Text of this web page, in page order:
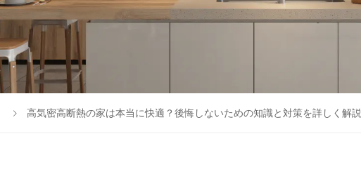
高気密高断熱の家は本当に快適？後悔しないための知識と対策を詳しく解説